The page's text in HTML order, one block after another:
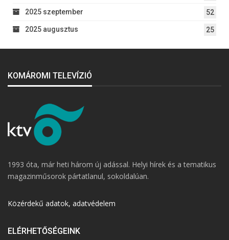
2025 szeptember 52
2025 augusztus 25
KOMÁROMI TELEVÍZIÓ
1993 óta, már heti három új adással. Helyi hírek és a tematikus
magazinműsorok pártatlanul, sokoldalúan.
Közérdekű adatok, adatvédelem
ELÉRHETŐSÉGEINK